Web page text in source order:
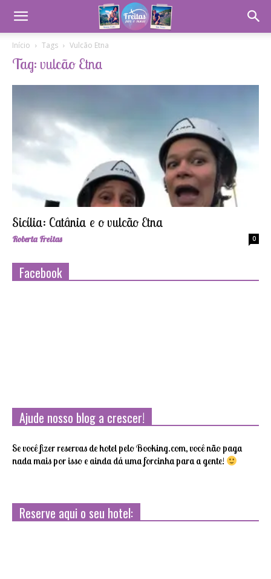
Início Tags Vulcão Etna
Tag: vulcão Etna
Sicília: Catânia e o vulcão Etna
Roberta Freitas 0
Facebook
Ajude nosso blog a crescer!
Se você fizer reservas de hotel pelo Booking.com, você não paga
nada mais por isso e ainda dá uma forcinha para a gente!
Reserve aqui o seu hotel: